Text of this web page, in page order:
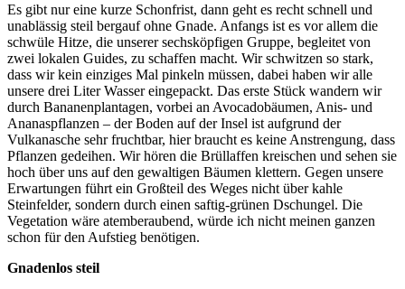
Es gibt nur eine kurze Schonfrist, dann geht es recht schnell und
unablässig steil bergauf ohne Gnade. Anfangs ist es vor allem die
schwüle Hitze, die unserer sechsköpfigen Gruppe, begleitet von
zwei lokalen Guides, zu schaffen macht. Wir schwitzen so stark,
dass wir kein einziges Mal pinkeln müssen, dabei haben wir alle
unsere drei Liter Wasser eingepackt. Das erste Stück wandern wir
durch Bananenplantagen, vorbei an Avocadobäumen, Anis- und
Ananaspflanzen – der Boden auf der Insel ist aufgrund der
Vulkanasche sehr fruchtbar, hier braucht es keine Anstrengung, dass
Pflanzen gedeihen. Wir hören die Brüllaffen kreischen und sehen sie
hoch über uns auf den gewaltigen Bäumen klettern. Gegen unsere
Erwartungen führt ein Großteil des Weges nicht über kahle
Steinfelder, sondern durch einen saftig-grünen Dschungel. Die
Vegetation wäre atemberaubend, würde ich nicht meinen ganzen
schon für den Aufstieg benötigen.
Gnadenlos steil